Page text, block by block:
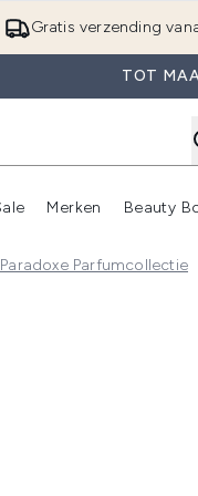
Gratis verzending
TOT
Enter submenu (Zomer)Enter submenu
Merken Beauty
Parfumcollectie